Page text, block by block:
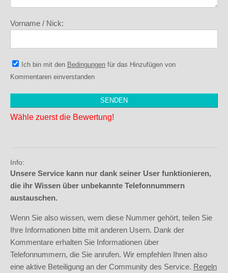
Vorname / Nick:
Ich bin mit den Bedingungen für das Hinzufügen von
Kommentaren einverstanden
Wähle zuerst die Bewertung!
Info:
Unsere Service kann nur dank seiner User funktionieren,
die ihr Wissen über unbekannte Telefonnummern
austauschen.
Wenn Sie also wissen, wem diese Nummer gehört, teilen Sie
Ihre Informationen bitte mit anderen Usern. Dank der
Kommentare erhalten Sie Informationen über
Telefonnummern, die Sie anrufen. Wir empfehlen Ihnen also
eine aktive Beteiligung an der Community des Service. Regeln